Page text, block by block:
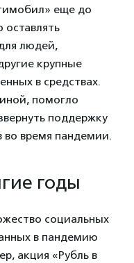
еще до
людей,
крупные
в средствах.
помогло
поддержку
во время пандемии.
годы
социальных
в пандемию
акция «Рубль в